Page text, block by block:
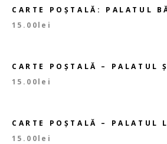
CARTE POȘTALĂ: PALATUL
15.00lei
CARTE POȘTALĂ – PALATUL
15.00lei
CARTE POȘTALĂ – PALATUL
15.00lei